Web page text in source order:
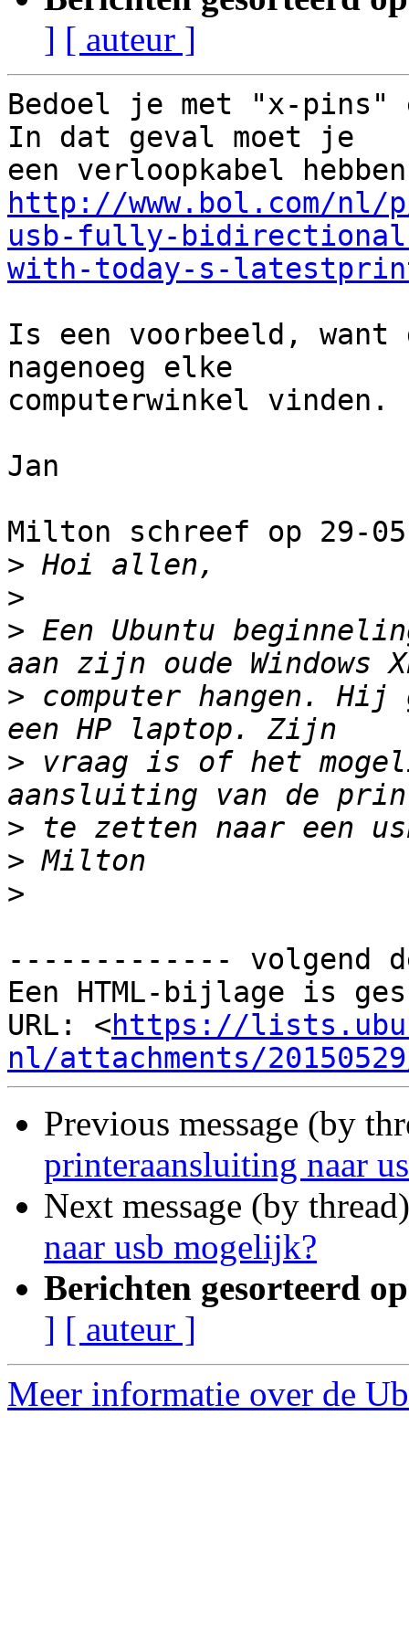
] [ auteur ]
Bedoel je met "x-
In dat geval moet je
http://www.bol.com/
usb-fully-
with-today-s-
Is een voorbeeld,
nagenoeg elke
computerwinkel vinden.
Jan
Milton schreef op 29-
>
>
> Een Ubuntu
> computer hangen.
> vraag is of het
>
>
>
------------- volgend
Een HTML-bijlage is
URL: <https://
nl/attachments/
Previous message (by
printeraansluiting naar
Next message (by
naar usb mogelijk?
Berichten gesorteerd
] [ auteur ]
Meer informatie over de